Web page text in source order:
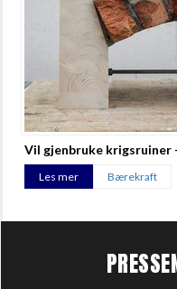
Vil gjenbruke
Les mer Bærekraft